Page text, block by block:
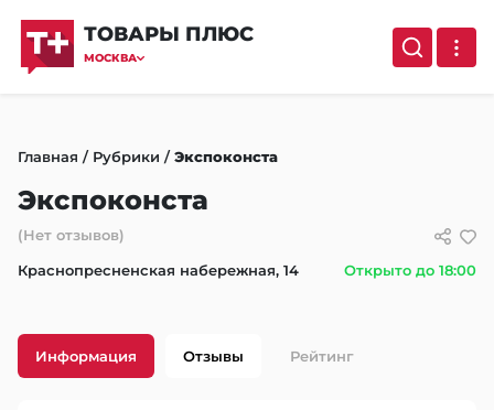
ТОВАРЫ ПЛЮС
МОСКВА
Главная / Рубрики /Экспоконста
Экспоконста
(Нет отзывов)
Краснопресненская набережная, 14
Открыто до 18:00
Информация Отзывы Рейтинг